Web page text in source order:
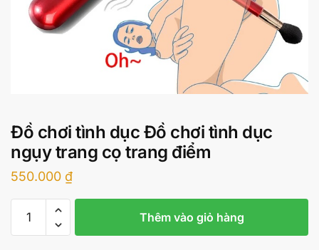
Đồ chơi tình dục Đồ chơi tình dục
ngụy trang cọ trang điểm
550.000 ₫
chơi
Thêm vào giỏ hàng